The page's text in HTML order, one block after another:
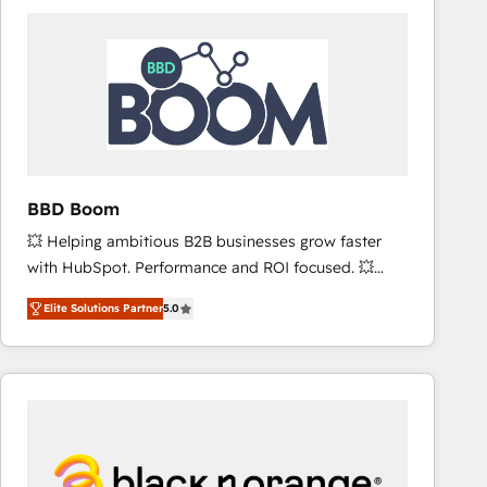
worldwide, and with over 15 years in the ecosystem,
Huble has built a track record that speaks for itself.
One company, one operating model, delivering
across offices and consulting teams in the UK, USA,
Canada, Germany, France, Belgium, Singapore, and
international offices and 175+ employees.
BBD Boom
💥 Helping ambitious B2B businesses grow faster
with HubSpot. Performance and ROI focused. 💥
BBD Boom is the HubSpot partner that can help you
to HubSpot Better. We work with your teams to
solve all your HubSpot challenges and improve user
adoption, sales process and marketing results.
HubSpot set-up for better results 🌐 Website design
and build using HubSpot 🔌 Integrating HubSpot
Elite Solutions Partner5.0